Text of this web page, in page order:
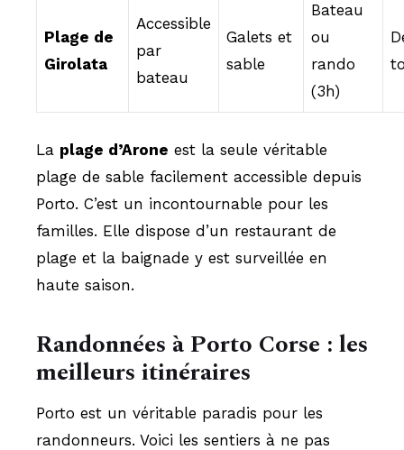
Plage de
Girolata
Accessible
par
bateau
Galets et
sable
Bateau
ou
rando
(3h)
La plage d’Arone est la seule véritable
plage de sable facilement accessible depuis
Porto. C’est un incontournable pour les
familles. Elle dispose d’un restaurant de
plage et la baignade y est surveillée en
haute saison.
Randonnées à Porto Corse : les
meilleurs itinéraires
Porto est un véritable paradis pour les
randonneurs. Voici les sentiers à ne pas